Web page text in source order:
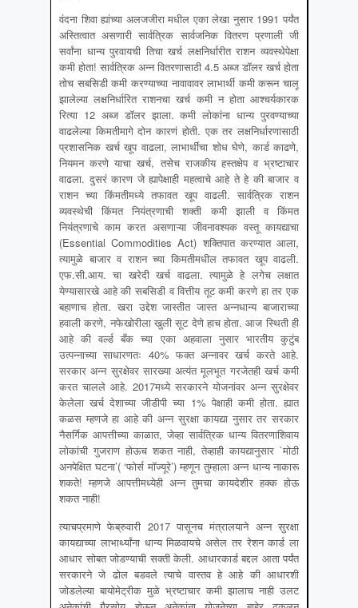
वंदना शिवा ह्यांच्या अलजजीरा मधील एका लेखा नुसार 1991 पर्यंत
अस्तित्वात असणारी सार्वत्रिक सार्वजनिक वितरण प्रणाली जी
सर्वांना धान्य पुरवायची तिचा खर्च लक्षनिर्धारीत राशन व्यवस्थेपेक्षा
कमी होता! सार्वत्रिक अन्न वितरणासाठी 4.5 अब्ज डॉलर खर्च होता
तोच सबसिडी कमी करण्याच्या नावावावर लाभार्थी कमी करून चालू
झालेल्या लक्षनिर्धारित राशनचा खर्च कमी न होता आश्चर्यकारक
रित्या 12 अब्ज डॉलर झाला. कमी लोकांना धान्य पुरवण्याच्या
वाढलेल्या किमतीमागे दोन कारणं होती. एक तर लक्षनिर्धारणासाठी
प्रशासनिक खर्च खूप वाढला, लाभार्थींचा शोध घेणे, कार्ड काढणे,
नियमन करणे याचा खर्च, तसेच राजकीय हस्तक्षेप व भ्रष्टाचार
वाढला. दुसरं कारण जे ह्यापेक्षाही महत्वाचे आहे ते हे की बाजार व
राशन च्या किंमतीमध्ये तफावत खूप वाढली. सार्वत्रिक राशन
व्यवस्थेची किंमत नियंत्रणाची शक्ती कमी झाली व किंमत
नियंत्रणाचे काम करत असणाऱ्या जीवनावश्यक वस्तू कायद्याचा
(Essential Commodities Act) शक्तिपात करण्यात आला,
त्यामुळे बाजार व राशन च्या किमतीमधील तफावत खूप वाढली.
एफ.सी.आय. चा खरेदी खर्च वाढला. त्यामुळे हे लगेच लक्षात
येण्यासारखे आहे की सबसिडी व वित्तीय तूट कमी करणे हा तर एक
बहाणाच होता. खरा उद्देश जास्तीत जास्त अन्नधान्य बाजाराच्या
हवाली करणे, नफेखोरीला खुली सूट देणे हाच होता. आज स्थिती ही
आहे की वर्ल्ड बँक च्या एका अहवाला नुसार भारतीय कुटुंब
उत्पन्नाच्या साधारणतः 40% फक्त अन्नावर खर्च करते आहे.
सरकार अन्न सुरक्षेवर सारख्या अत्यंत मूलभूत गरजेतही खर्च कमी
करत चालले आहे. 2017मध्ये सरकारने योजनांवर अन्न सुरक्षेवर
केलेला खर्च देशाच्या जीडीपी च्या 1% पेक्षाही कमी होता. ह्यात
कळस म्हणजे हा आहे की अन्न सुरक्षा कायद्या नुसार तर सरकार
नैसर्गिक आपत्तीच्या काळात, जेव्हा सार्वत्रिक धान्य वितरणाशिवाय
लोकांची गुजराण होऊच शकत नाही, तेव्हाही कायद्यानुसार `मोठी
अनपेक्षित घटना’( ‘फोर्स मॉज्यूरे’) म्हणून तुम्हाला अन्न धान्य नाकारू
शकते! म्हणजे आपत्तीमध्येही अन्न तुमचा कायदेशीर हक्क होऊ
शकत नाही!
त्याचप्रमाणे फेब्रुवारी 2017 पासूनच मंत्रालयाने अन्न सुरक्षा
कायद्याच्या लाभार्थ्यांना धान्य मिळवायचे असेल तर रेशन कार्ड ला
आधार सोबत जोडण्याची सक्ती केली. आधारकार्ड बद्दल आता पर्यंत
सरकारने जे ढोल बडवले त्याचे वास्तव हे आहे की आधारशी
जोडलेल्या बायोमेट्रीक मुळे भ्रष्टाचार कमी झालाच नाही उलट